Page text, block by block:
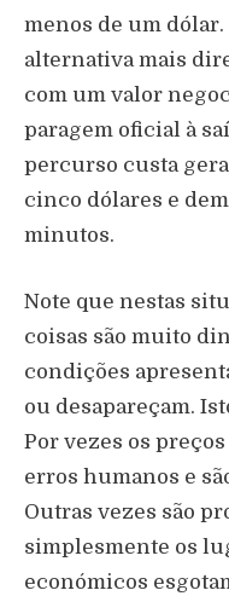
menos de um
alternativa mais
com um valor
paragem oficial à
percurso custa
cinco dólares e
minutos.
Note que nestas
coisas são muito
condições
ou desapareçam.
Por vezes os
erros humanos e
Outras vezes são
simplesmente os
económicos